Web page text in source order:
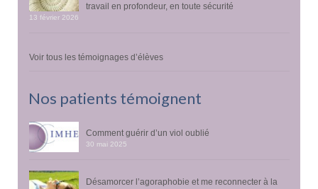
travail en profondeur, en toute sécurité
13 février 2026
Voir tous les témoignages d’élèves
Nos patients témoignent
Comment guérir d’un viol oublié
30 mai 2025
Désamorcer l’agoraphobie et me reconnecter à la